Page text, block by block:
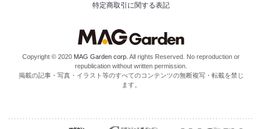
特定商取引に関する表記
Copyright © 2020 MAG Garden corp. All rights Reserved. No reproduction or
republication without written permission.
掲載の記事・写真・イラスト等のすべてのコンテンツの無断複写・転載を禁じ
ます。